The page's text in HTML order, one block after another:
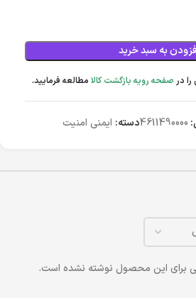
به سبد خرید
در صفحه رویه بازگشت کالا مطالعه فرمایید.
4611490000دسته: ایمنی امنیت
برای این محصول نوشته نشده است.